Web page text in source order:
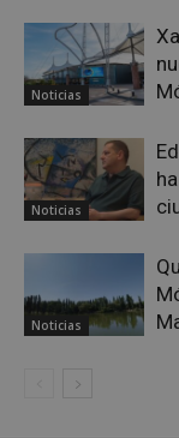
Noticias
Noticias
Noticias